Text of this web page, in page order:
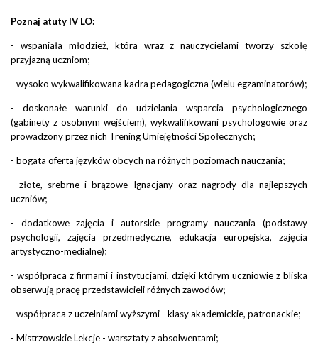
Poznaj atuty IV LO:
- wspaniała młodzież, która wraz z nauczycielami tworzy szkołę
przyjazną uczniom;
- wysoko wykwalifikowana kadra pedagogiczna (wielu egzaminatorów);
- doskonałe warunki do udzielania wsparcia psychologicznego
(gabinety z osobnym wejściem), wykwalifikowani psychologowie oraz
prowadzony przez nich Trening Umiejętności Społecznych;
- bogata oferta języków obcych na różnych poziomach nauczania;
- złote, srebrne i brązowe Ignacjany oraz nagrody dla najlepszych
uczniów;
- dodatkowe zajęcia i autorskie programy nauczania (podstawy
psychologii, zajęcia przedmedyczne, edukacja europejska, zajęcia
artystyczno-medialne);
- współpraca z firmami i instytucjami, dzięki którym uczniowie z bliska
obserwują pracę przedstawicieli różnych zawodów;
- współpraca z uczelniami wyższymi - klasy akademickie, patronackie;
- Mistrzowskie Lekcje - warsztaty z absolwentami;